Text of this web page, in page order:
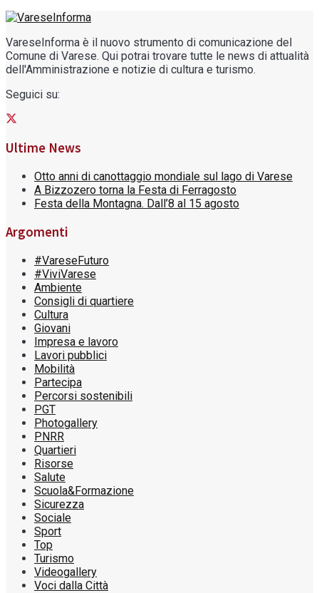
VareseInforma è il nuovo strumento di comunicazione del
Comune di Varese. Qui potrai trovare tutte le news di attualità
dell'Amministrazione e notizie di cultura e turismo.
Seguici su:
Ultime News
Otto anni di canottaggio mondiale sul lago di Varese
A Bizzozero torna la Festa di Ferragosto
Festa della Montagna. Dall’8 al 15 agosto
Argomenti
#VareseFuturo
#ViviVarese
Ambiente
Consigli di quartiere
Cultura
Giovani
Impresa e lavoro
Lavori pubblici
Mobilità
Partecipa
Percorsi sostenibili
PGT
Photogallery
PNRR
Quartieri
Risorse
Salute
Scuola&Formazione
Sicurezza
Sociale
Sport
Top
Turismo
Videogallery
Voci dalla Città